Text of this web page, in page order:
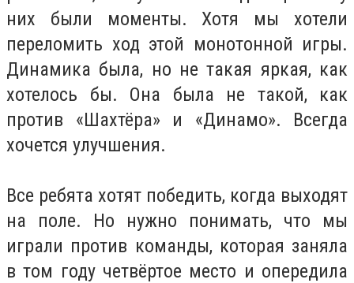
них были моменты. Хотя мы хотели
переломить ход этой монотонной игры.
Динамика была, но не такая яркая, как
хотелось бы. Она была не такой, как
против «Шахтёра» и «Динамо». Всегда
хочется улучшения.
Все ребята хотят победить, когда выходят
на поле. Но нужно понимать, что мы
играли против команды, которая заняла
в том году четвёртое место и опередила